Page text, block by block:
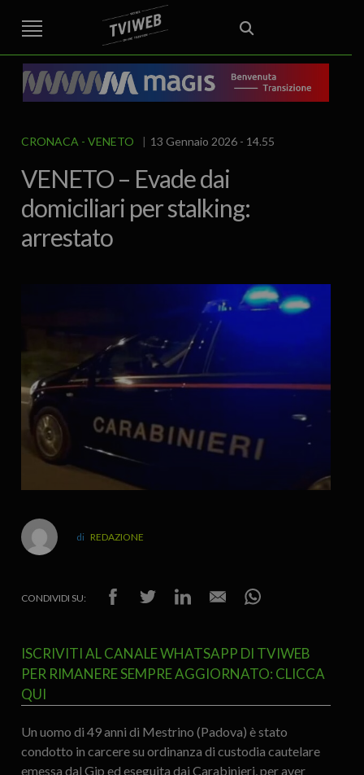
STREET TG CRONACA VENETO
VICENZA E PROVINCIA
AREA BERICA
ECONOMIA ATTUALITA’ POLITICA
EDITORIALE ITALIA E MONDO CURIOSITÀ – LIFESTYLE
CULTURA ARTE
SPORT
IL GRAFFIO FOOD & DRINK
CRONACA VENETO 13 Gennaio 2026 - 14.55
VENETO – Evade dai
domiciliari per stalking:
arrestato
REDAZIONE
CONDIVIDI SU:
ISCRIVITI AL CANALE WHATSAPP DI TVIWEB
PER RIMANERE SEMPRE AGGIORNATO: CLICCA
QUI
Un uomo di 49 anni di Mestrino (Padova) è stato
condotto in carcere su ordinanza di custodia cautelare
emessa dal Gip ed eseguita dai Carabinieri, per aver